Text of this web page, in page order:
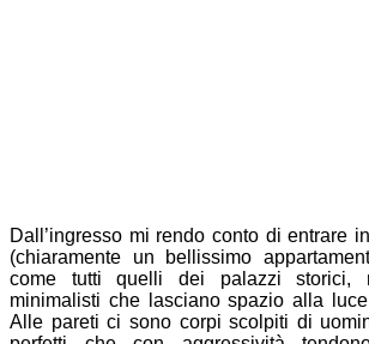
Dall’ingresso mi rendo conto di entrare
(chiaramente un bellissimo
come tutti quelli dei palazzi storici,
minimalisti che lasciano spazio alla
Alle pareti ci sono corpi scolpiti di